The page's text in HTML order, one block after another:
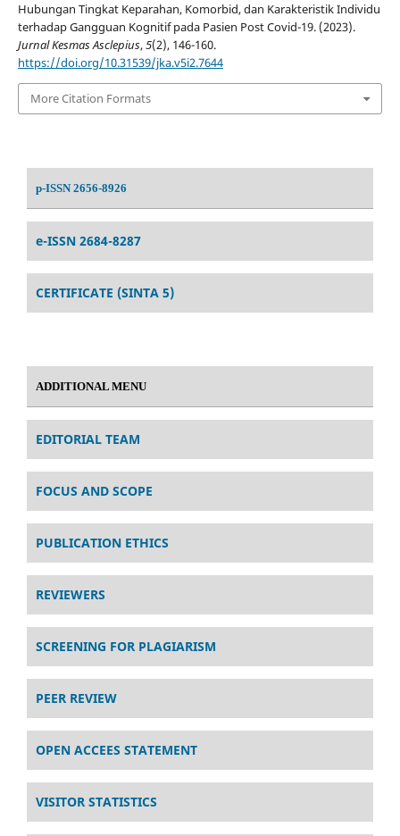
Hubungan Tingkat Keparahan, Komorbid, dan Karakteristik Individu
terhadap Gangguan Kognitif pada Pasien Post Covid-19. (2023).
Jurnal Kesmas Asclepius,5(2), 146-160.
https://doi.org/10.31539/jka.v5i2.7644
More Citation Formats
p-ISSN 2656-8926
e-ISSN 2684-8287
CERTIFICATE (SINTA 5)
ADDITIONAL MENU
EDITORIAL TEAM
FOCUS AND SCOPE
PUBLICATION ETHICS
REVIEWERS
SCREENING FOR PLAGIARISM
PEER REVIEW
OPEN ACCEES STATEMENT
VISITOR STATISTICS